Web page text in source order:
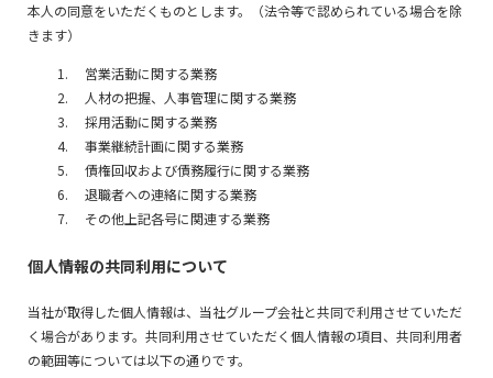
本人の同意をいただくものとします。（法令等で認められている場合を除
きます）
営業活動に関する業務
人材の把握、人事管理に関する業務
採用活動に関する業務
事業継続計画に関する業務
債権回収および債務履行に関する業務
退職者への連絡に関する業務
その他上記各号に関連する業務
個人情報の共同利用について
当社が取得した個人情報は、当社グループ会社と共同で利用させていただ
く場合があります。共同利用させていただく個人情報の項目、共同利用者
の範囲等については以下の通りです。